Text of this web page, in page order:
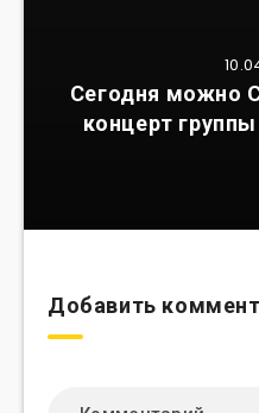
Сегодня можно
концерт
Добавить